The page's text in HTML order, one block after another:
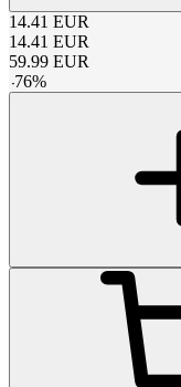
14.41 EUR
14.41 EUR
59.99 EUR
-76%